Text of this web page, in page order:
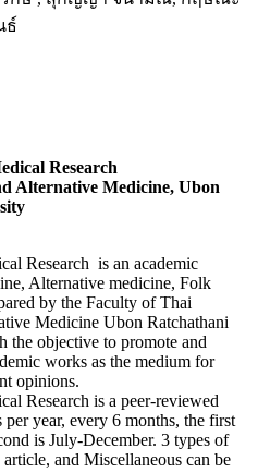
ธ์
Research
Alternative Medicine, Ubon
Research is an academic
Alternative medicine, Folk
by the Faculty of Thai
Medicine Ubon Ratchathani
the objective to promote and
works as the medium for
opinions.
Research is a peer-reviewed
year, every 6 months, the first
is July-December. 3 types of
and Miscellaneous can be